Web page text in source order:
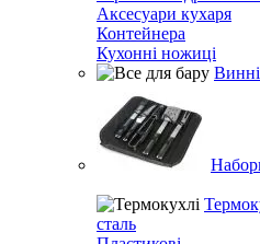
Аксесуари кухаря
Контейнера
Кухонні ножиці
сталь